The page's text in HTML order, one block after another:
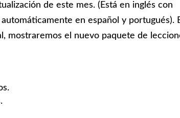
de este mes. (Está en inglés con
en español y portugués).
mostraremos el nuevo paquete de